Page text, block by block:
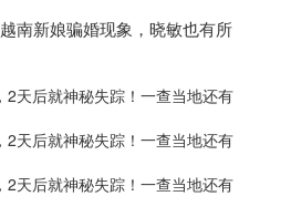
越南新娘骗婚现象，晓敏也有所